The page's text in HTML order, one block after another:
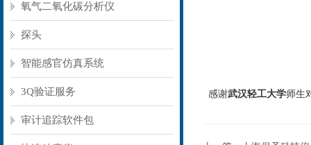
氧气二氧化碳分析仪
探头
智能感官仿真系统
3Q验证服务
审计追踪软件包
感谢武汉轻工大学师生